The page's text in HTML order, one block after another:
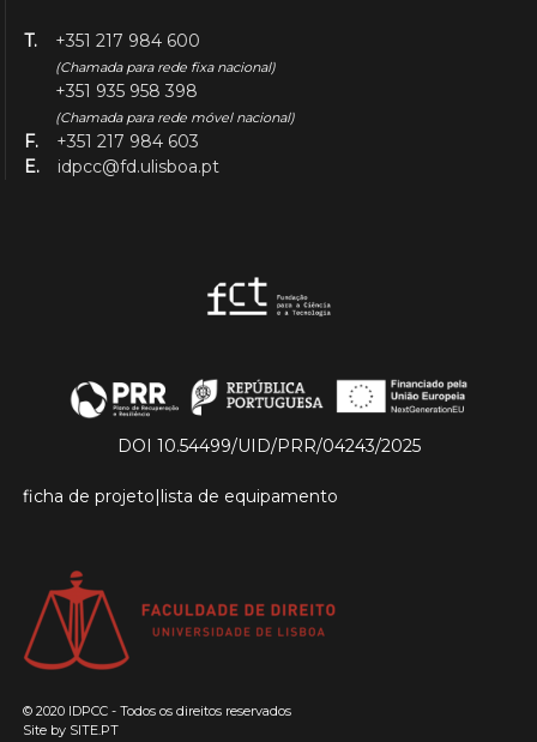
T. +351 217 984 600
(Chamada para rede fixa nacional)
+351 935 958 398
(Chamada para rede móvel nacional)
F.
+351 217 984 603
E.
idpcc@fd.ulisboa.pt
© 2020 IDPCC - Todos os direitos reservados
Site by SITE.PT
DOI 10.54499/UID/PRR/04243/2025
ficha de projeto|lista de equipamento